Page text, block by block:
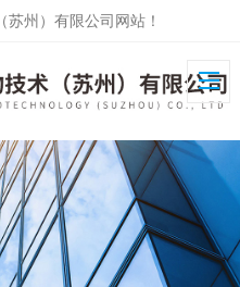
州）有限公司网站！